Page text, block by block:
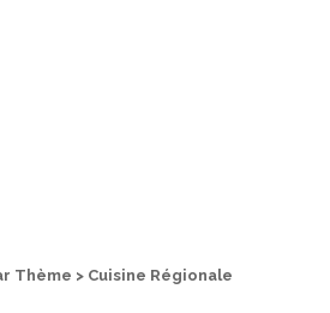
Thème > Cuisine Régionale